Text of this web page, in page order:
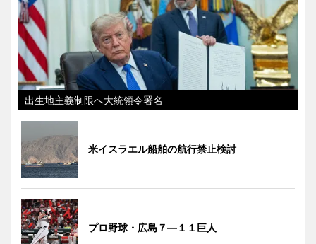
出生地主義制限へ大統領令署名
米イスラエル船舶の航行禁止検討
プロ野球・広島７―１１巨人